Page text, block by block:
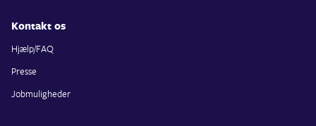
Kontakt os
Hjælp/FAQ
Presse
Jobmuligheder